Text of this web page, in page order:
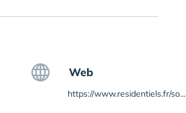
Web
https://www.residentiels.fr/so...